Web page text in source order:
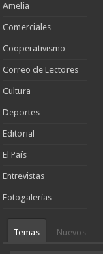
Amelia
Comerciales
Cooperativismo
Correo de Lectores
Cultura
Deportes
Editorial
El País
Entrevistas
Fotogalerías
Temas Nuevos